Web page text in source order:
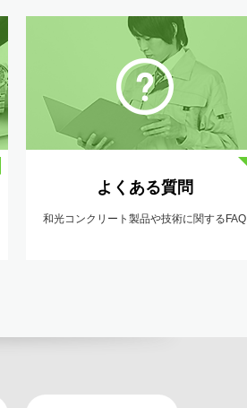
よくある質問
和光コンクリート製品や技術に関するFAQ